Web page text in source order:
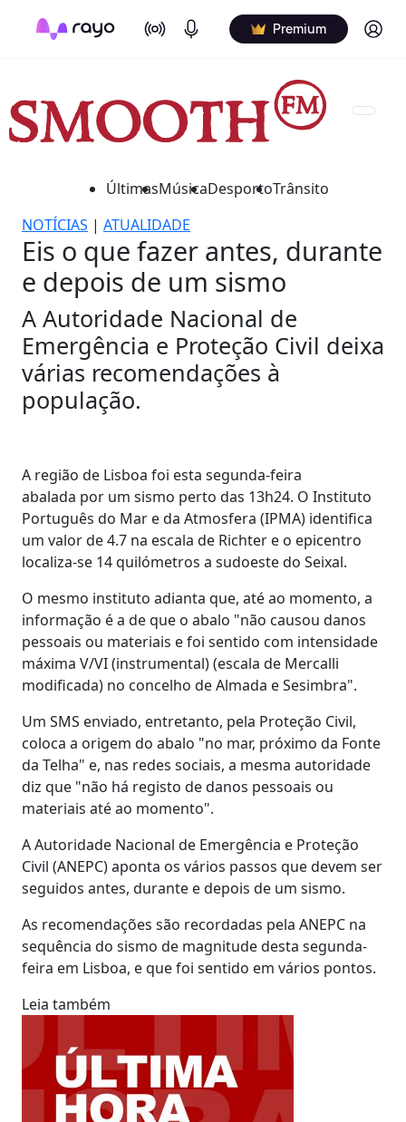
On Air Podcasts Premium Log in
ÚltimasMúsicaDesportoTrânsito
NOTÍCIAS | ATUALIDADE
Eis o que fazer antes, durante
e depois de um sismo
A Autoridade Nacional de
Emergência e Proteção Civil deixa
várias recomendações à
população.
A região de Lisboa foi esta segunda-feira
abalada por um sismo perto das 13h24. O Instituto
Português do Mar e da Atmosfera (IPMA) identifica
um valor de 4.7 na escala de Richter e o epicentro
localiza-se 14 quilómetros a sudoeste do Seixal.
O mesmo instituto adianta que, até ao momento, a
informação é a de que o abalo "não causou danos
pessoais ou materiais e foi sentido com intensidade
máxima V/VI (instrumental) (escala de Mercalli
modificada) no concelho de Almada e Sesimbra".
Um SMS enviado, entretanto, pela Proteção Civil,
coloca a origem do abalo "no mar, próximo da Fonte
da Telha" e, nas redes sociais, a mesma autoridade
diz que "não há registo de danos pessoais ou
materiais até ao momento".
A Autoridade Nacional de Emergência e Proteção
Civil (ANEPC) aponta os vários passos que devem ser
seguidos antes, durante e depois de um sismo.
As recomendações são recordadas pela ANEPC na
sequência do sismo de magnitude desta segunda-
feira em Lisboa, e que foi sentido em vários pontos.
Leia também